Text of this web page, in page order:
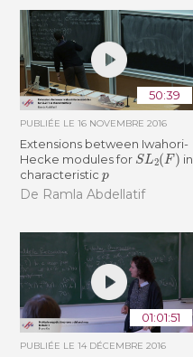
50:39
PUBLIÉE LE16 NOVEMBRE 2016
Extensions between Iwahori-
Hecke modules for SL2( F) in
characteristicp
De Ramla Abdellatif
01:01:51
PUBLIÉE LE14 DÉCEMBRE 2016